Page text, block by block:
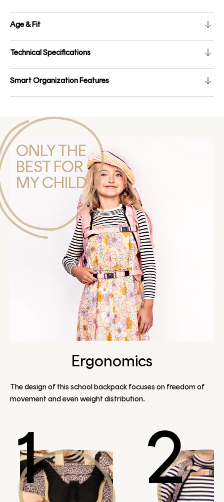
Age & Fit
Technical Specifications
Smart Organization Features
Ergonomics
The design of this school backpack focuses on freedom of
movement and even weight distribution.
1 2
ONLY THE
BEST FOR
MY CHILD